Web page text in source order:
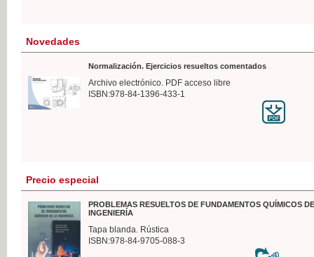
Novedades
Normalización. Ejercicios resueltos comentados
Archivo electrónico. PDF acceso libre
ISBN:978-84-1396-433-1
Precio especial
PROBLEMAS RESUELTOS DE FUNDAMENTOS QUÍMICOS
INGENIERÍA
Tapa blanda. Rústica
ISBN:978-84-9705-088-3